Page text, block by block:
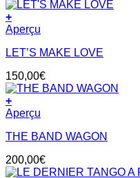
+
Aperçu
LET’S MAKE LOVE
150,00€
+
Aperçu
THE BAND WAGON
200,00€